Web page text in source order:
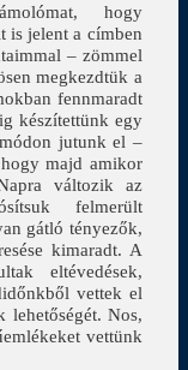
hogy
is jelent a címben
– zömmel
megkezdtük a
fennmaradt
készítettünk egy
jutunk el –
majd amikor
változik az
felmerült
gátló tényezők,
kimaradt. A
eltévedések,
vettek el
lehetőségét. Nos,
vettünk